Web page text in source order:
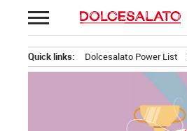
Passa
al
Quick links: Dolcesalato Power List